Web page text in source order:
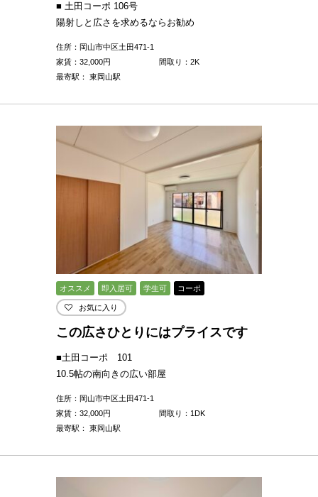
■ 土田コーポ 106号
陽射しと広さを求めるならお勧め
住所：岡山市中区土田471-1
家賃： 32,000円
間取り：2K
最寄駅： 東岡山駅
オススメ 即入居可 学生可 コーポ
お気に入り
この広さひとりにはプライスです
■土田コーポ 101
10.5帖の南向きの広い部屋
住所：岡山市中区土田471-1
家賃： 32,000円
間取り：1DK
最寄駅： 東岡山駅